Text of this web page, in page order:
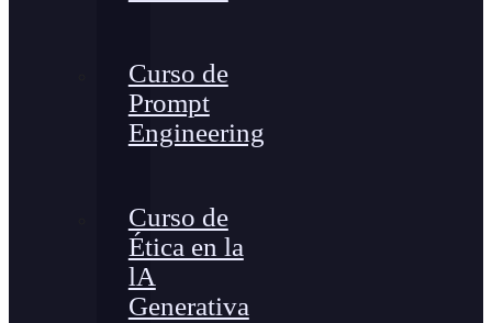
Curso de
Prompt
Engineering
Curso de
Ética en la
lA
Generativa